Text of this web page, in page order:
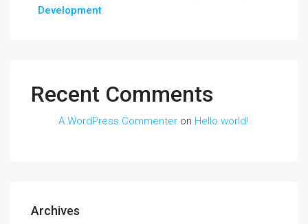
Development
Recent Comments
A WordPress Commenter on Hello world!
Archives